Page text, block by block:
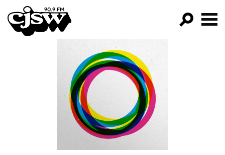
CJSW
FILTER BY:
PROGRAMS
EPISODES
NEWS